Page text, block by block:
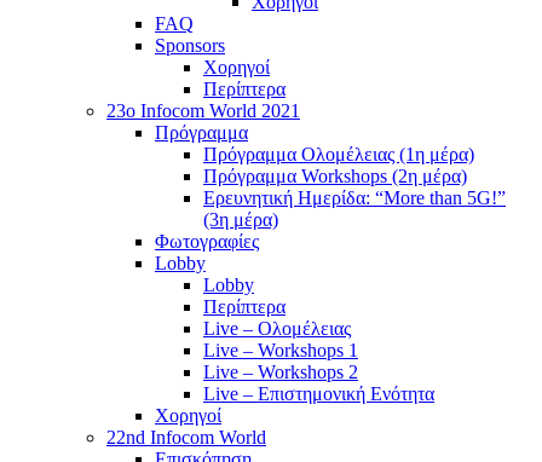
FAQ
Sponsors
Χορηγοί
Περίπτερα
23o Infocom World 2021
Πρόγραμμα
Πρόγραμμα Ολομέλειας (1η μέρα)
Πρόγραμμα Workshops (2η μέρα)
Ερευνητική Ημερίδα: “More than 5G!”
(3η μέρα)
Φωτογραφίες
Lobby
Lobby
Περίπτερα
Live – Ολομέλειας
Live – Workshops 1
Live – Workshops 2
Live – Επιστημονική Ενότητα
Χορηγοί
22nd Infocom World